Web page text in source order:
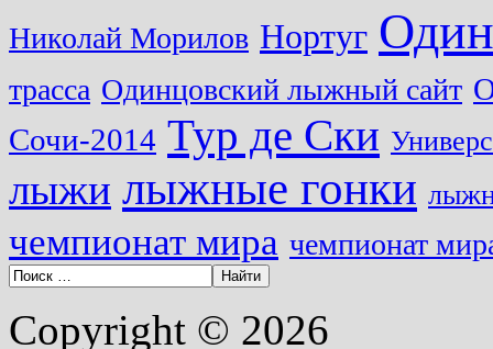
Николай Морилов Нортуг
трасса Одинцовский лыжный сайт
Сочи-2014 Тур де Ски
лыжи лыжные гонки
чемпионат мира чемпионат
Copyright © 2026